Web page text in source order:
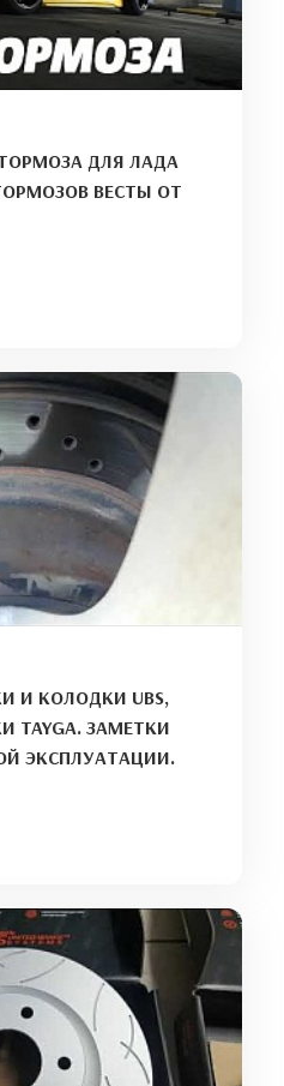
ДЛЯ ЛАДА
ВЕСТЫ ОТ
И КОЛОДКИ UBS,
TAYGA. ЗАМЕТКИ
ЭКСПЛУАТАЦИИ.